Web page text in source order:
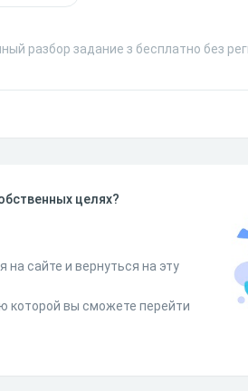
разбор задание з бесплатно без
целях?
сайте и вернуться на эту
которой вы сможете перейти